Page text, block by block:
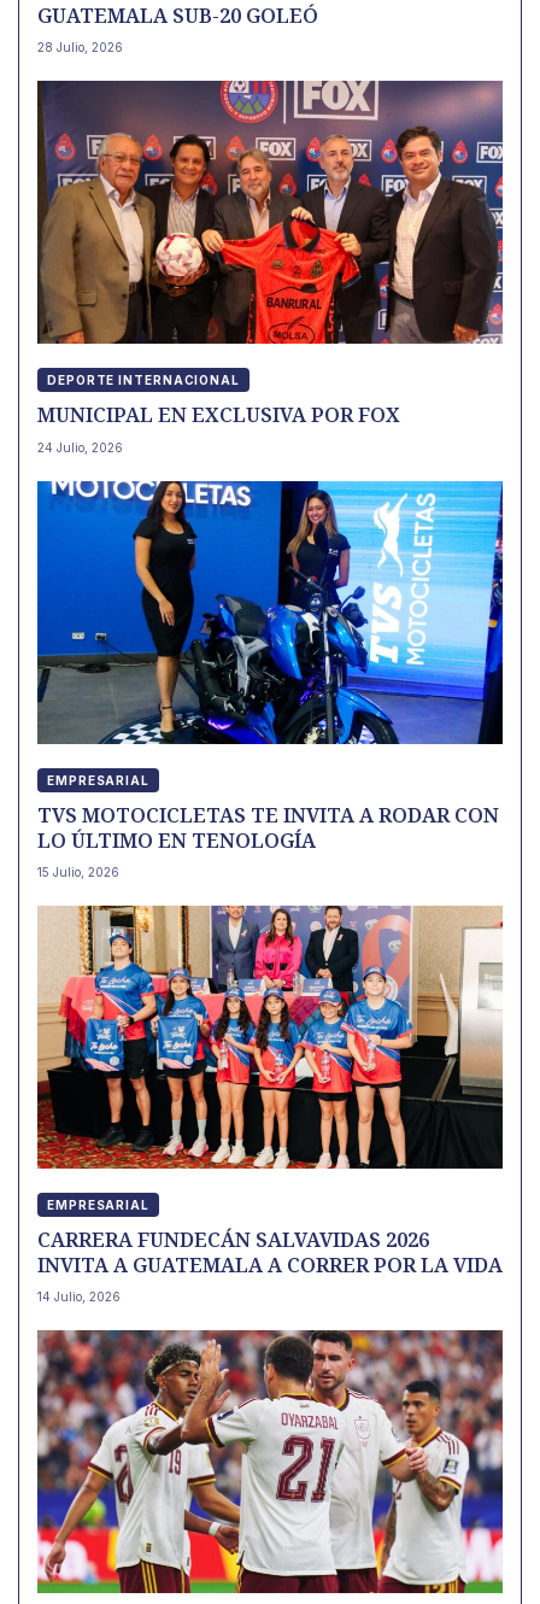
GUATEMALA SUB-20 GOLEÓ
28 Julio, 2026
DEPORTE INTERNACIONAL
MUNICIPAL EN EXCLUSIVA POR FOX
24 Julio, 2026
EMPRESARIAL
TVS MOTOCICLETAS TE INVITA A RODAR CON
LO ÚLTIMO EN TENOLOGÍA
15 Julio, 2026
EMPRESARIAL
CARRERA FUNDECÁN SALVAVIDAS 2026
INVITA A GUATEMALA A CORRER POR LA VIDA
14 Julio, 2026